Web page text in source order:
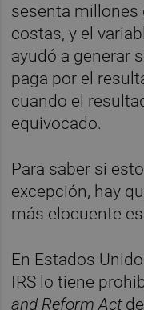
sesenta millones
costas, y el
ayudó a generar
paga por el
cuando el
equivocado.
Para saber si
excepción, hay
más elocuente
En Estados
IRS lo tiene
and Reform Act